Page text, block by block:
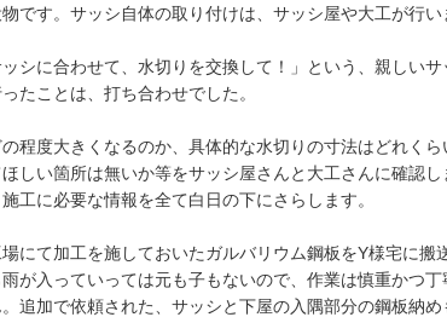
です。サッシ自体の取り付けは、サッシ屋や大工が行
ッシに合わせて、水切りを交換して！」という、親しい
たことは、打ち合わせでした。
程度大きくなるのか、具体的な水切りの寸法はどれく
しい箇所は無いか等をサッシ屋さんと大工さんに確認
工に必要な情報を全て白日の下にさらします。
にて加工を施しておいたガルバリウム鋼板をY様宅に
が入っていっては元も子もないので、作業は慎重かつ
追加で依頼された、サッシと下屋の入隅部分の鋼板納め